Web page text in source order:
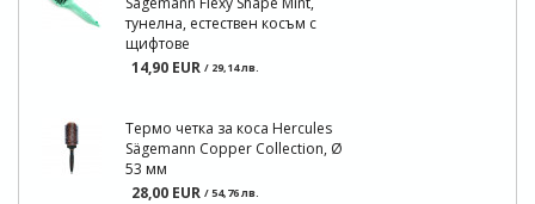
тунелна, естествен косъм с
щифтове
14,90 EUR / 29,14 лв.
Термо четка за коса Hercules
Sägemann Copper Collection, Ø
53 мм
28,00 EUR / 54,76 лв.